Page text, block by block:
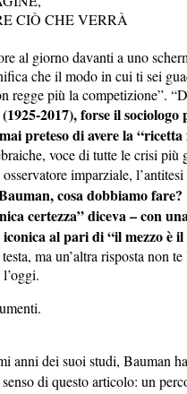
CIÒ CHE VERRÀ
al giorno davanti a uno
che il modo in cui ti sei
regge più la competizione”.
2017), forse il
preteso di avere la
voce di tutte le crisi più
imparziale,
cosa dobbiamo fare?
certezza” diceva – con
al pari di “il mezzo è
ma un’altra risposta non
anni dei suoi studi, Bauman
di questo articolo: un